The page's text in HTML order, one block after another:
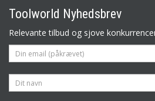
Toolworld Nyhedsbrev
Relevante tilbud og sjove